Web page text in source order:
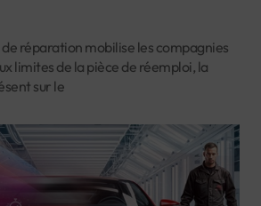
de réparation mobilise les compagnies
limites de la pièce de réemploi, la
sur le